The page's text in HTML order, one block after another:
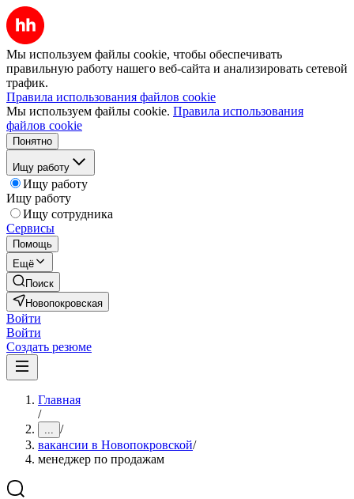
Мы используем файлы cookie, чтобы обеспечивать
правильную работу нашего веб-сайта и анализировать сетевой
трафик.
Правила использования файлов cookie
Мы используем файлы cookie. Правила использования
файлов cookie
Понятно
Ищу работу
Ищу работу
Ищу работу
Ищу сотрудника
Сервисы
Помощь
Ещё
Поиск
Новопокровская
Войти
Войти
Создать резюме
Главная
/
... /
вакансии в Новопокровской/
менеджер по продажам